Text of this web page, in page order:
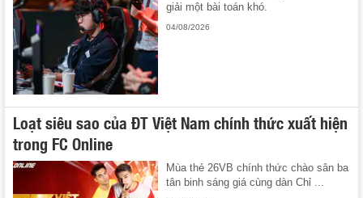
giải một bài toán khó.
04/08/2026
Loạt siêu sao của ĐT Việt Nam chính thức xuất hiện
trong FC Online
Mùa thẻ 26VB chính thức chào sân ba
tân binh sáng giá cùng dàn Chỉ ...